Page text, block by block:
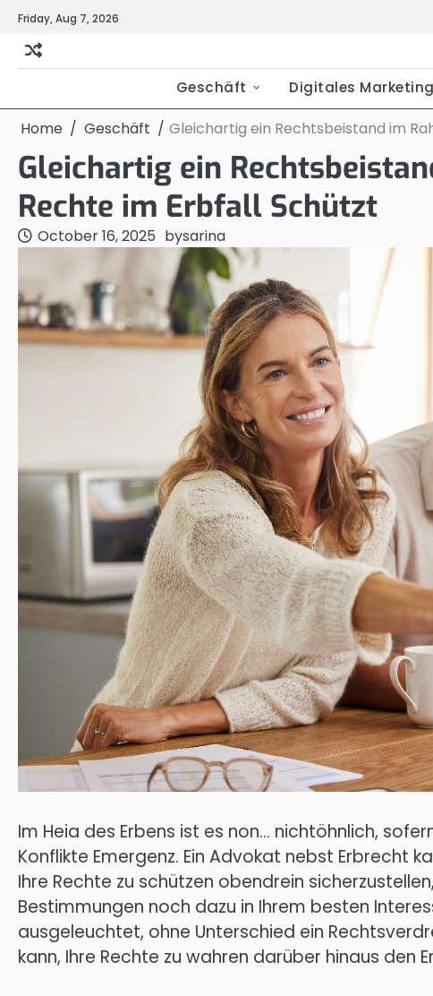
Skip
content
Friday, Aug 7, 2026
Geschäft Digitales Marketing
Home Geschäft Gleichartig ein Rechtsbeistand im
Gleichartig ein
Rechte im Erbfall Schützt
October 16, 2025 bysarina
Im Heia des Erbens ist es non… nichtöhnlich,
Konflikte Emergenz. Ein Advokat nebst Erbrecht
Ihre Rechte zu schützen obendrein
Bestimmungen noch dazu in Ihrem besten
ausgeleuchtet, ohne Unterschied ein
kann, Ihre Rechte zu wahren darüber hinaus den